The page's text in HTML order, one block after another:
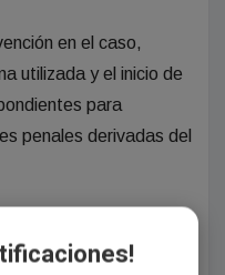
en el caso,
utilizada y el inicio de
para
penales derivadas del